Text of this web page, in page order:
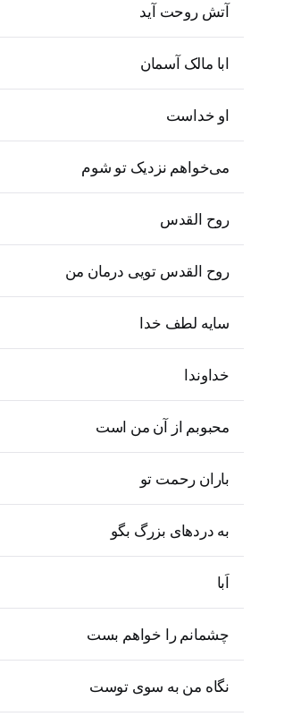
آتش روحت آید
ابا مالک آسمان
او خداست
می‌خواهم نزدیک تو شوم
روح القدس
روح القدس تویی درمان من
سایه لطف خدا
خداوندا
محبوبم از آن من است
باران رحمت تو
به دردهای بزرگ بگو
اَبا
چشمانم را خواهم بست
نگاه من به سوی توست